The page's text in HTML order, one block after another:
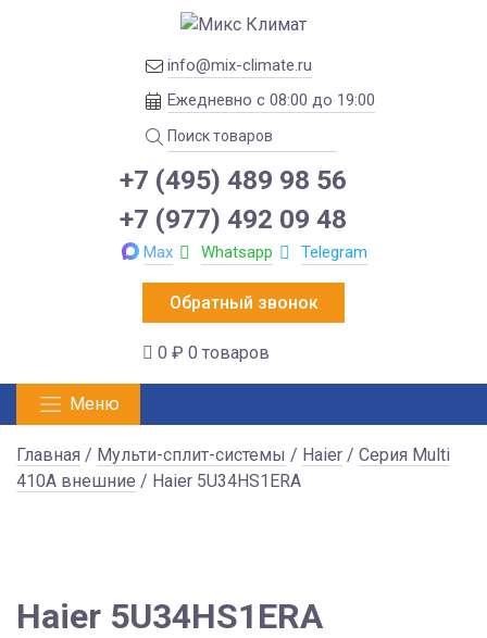
info@mix-climate.ru
Ежедневно с 08:00 до 19:00
+7 (495) 489 98 56
+7 (977) 492 09 48
Max Whatsapp Telegram
Обратный звонок
0 ₽ 0 товаров
Меню
Главная / Мульти-сплит-системы / Haier / Серия Multi
410A внешние / Haier 5U34HS1ERA
Haier 5U34HS1ERA